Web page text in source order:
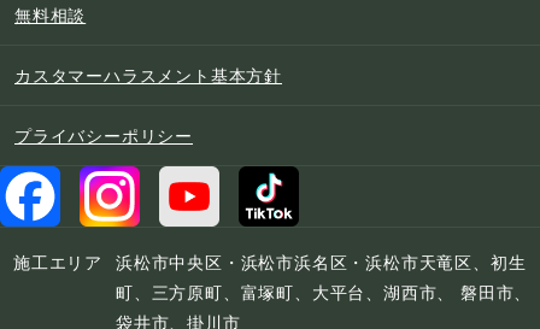
無料相談
カスタマーハラスメント基本方針
プライバシーポリシー
施工エリア
浜松市中央区・浜松市浜名区・浜松市天竜区、初生
町、三方原町、富塚町、大平台、湖西市、 磐田市、
袋井市、掛川市